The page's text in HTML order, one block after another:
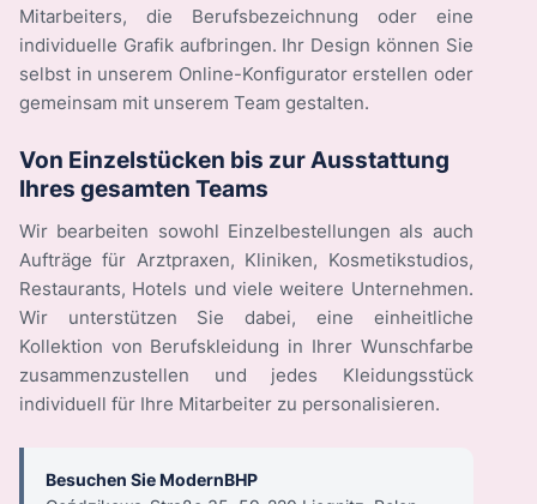
Mitarbeiters, die Berufsbezeichnung oder eine
individuelle Grafik aufbringen. Ihr Design können Sie
selbst in unserem Online-Konfigurator erstellen oder
gemeinsam mit unserem Team gestalten.
Von Einzelstücken bis zur Ausstattung
Ihres gesamten Teams
Wir bearbeiten sowohl Einzelbestellungen als auch
Aufträge für Arztpraxen, Kliniken, Kosmetikstudios,
Restaurants, Hotels und viele weitere Unternehmen.
Wir unterstützen Sie dabei, eine einheitliche
Kollektion von Berufskleidung in Ihrer Wunschfarbe
zusammenzustellen und jedes Kleidungsstück
individuell für Ihre Mitarbeiter zu personalisieren.
Besuchen Sie ModernBHP